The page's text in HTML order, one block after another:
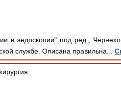
в эндоскопии" под ред.,
службе. Описана правильна...